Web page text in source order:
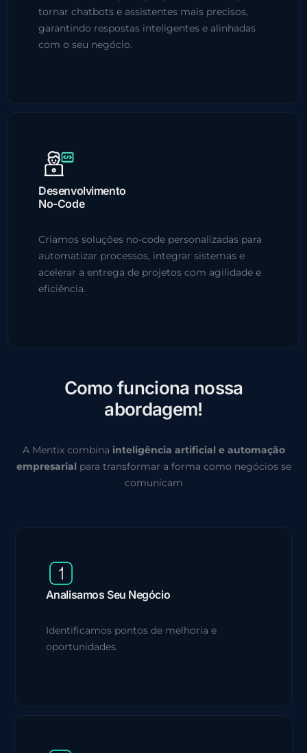
tornar chatbots e assistentes mais precisos,
garantindo respostas inteligentes e alinhadas
com o seu negócio.
Desenvolvimento
No-Code
Criamos soluções no-code personalizadas para
automatizar processos, integrar sistemas e
acelerar a entrega de projetos com agilidade e
eficiência.
Como funciona nossa
abordagem!
A Mentix combina inteligência artificial e automação
empresarial para transformar a forma como negócios se
comunicam
Analisamos Seu Negócio
Identificamos pontos de melhoria e
oportunidades.